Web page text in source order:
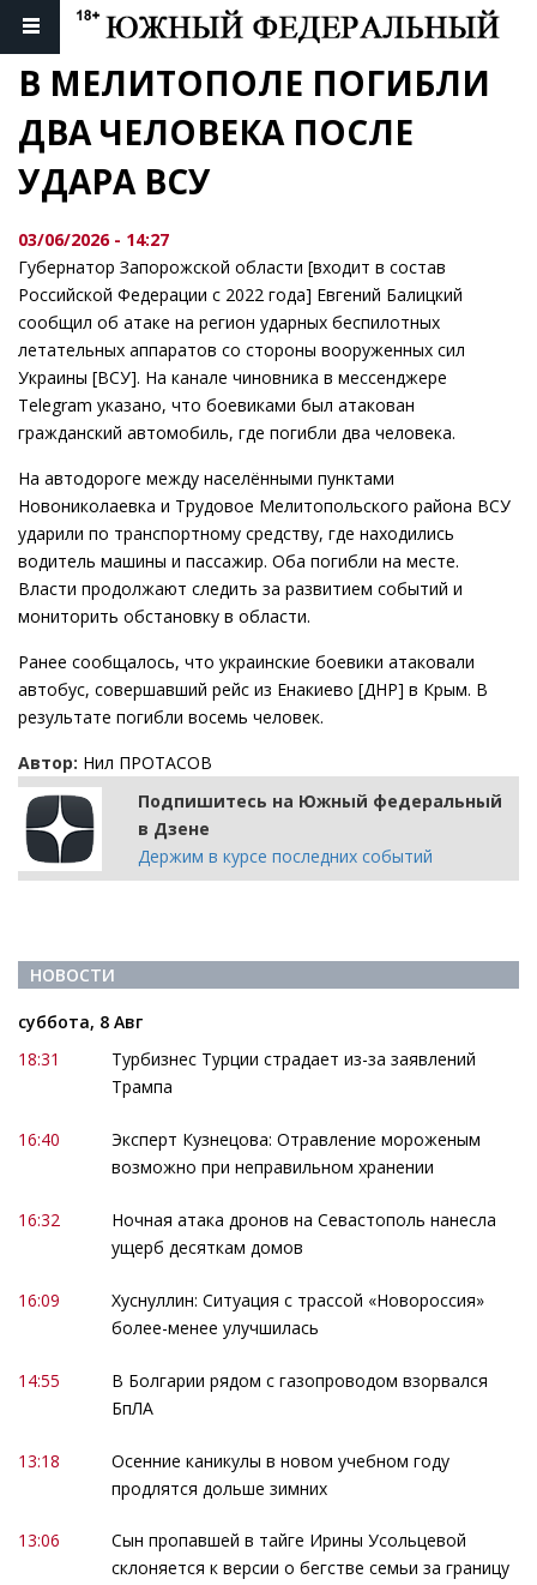
В МЕЛИТОПОЛЕ ПОГИБЛИ
ДВА ЧЕЛОВЕКА ПОСЛЕ
УДАРА ВСУ
03/06/2026 - 14:27
Губернатор Запорожской области [входит в состав
Российской Федерации с 2022 года] Евгений Балицкий
сообщил об атаке на регион ударных беспилотных
летательных аппаратов со стороны вооруженных сил
Украины [ВСУ]. На канале чиновника в мессенджере
Telegram указано, что боевиками был атакован
гражданский автомобиль, где погибли два человека.
На автодороге между населёнными пунктами
Новониколаевка и Трудовое Мелитопольского района ВСУ
ударили по транспортному средству, где находились
водитель машины и пассажир. Оба погибли на месте.
Власти продолжают следить за развитием событий и
мониторить обстановку в области.
Ранее сообщалось, что украинские боевики атаковали
автобус, совершавший рейс из Енакиево [ДНР] в Крым. В
результате погибли восемь человек.
Автор: Нил ПРОТАСОВ
Подпишитесь на Южный федеральный
в Дзене
Держим в курсе последних событий
НОВОСТИ
суббота, 8 Авг
18:31
Турбизнес Турции страдает из-за заявлений
Трампа
16:40
Эксперт Кузнецова: Отравление мороженым
возможно при неправильном хранении
16:32
Ночная атака дронов на Севастополь нанесла
ущерб десяткам домов
16:09
Хуснуллин: Ситуация с трассой «Новороссия»
более-менее улучшилась
14:55
В Болгарии рядом с газопроводом взорвался
БпЛА
13:18
Осенние каникулы в новом учебном году
продлятся дольше зимних
13:06
Сын пропавшей в тайге Ирины Усольцевой
склоняется к версии о бегстве семьи за границу